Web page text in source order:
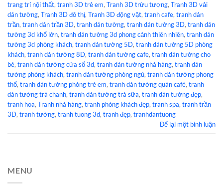
trang trí nội thất, tranh 3D trẻ em, Tranh 3D trừu tượng, Tranh 3D vải
dán tường, Tranh 3D đô thị, Tranh 3D động vật, tranh cafe, tranh dán
trần, tranh dán trần 3D, tranh dán tường, tranh dán tường 3D, tranh dán
tường 3d khổ lớn, tranh dán tường 3d phong cảnh thiên nhiên, tranh dán
tường 3d phòng khách, tranh dán tường 5D, tranh dán tường 5D phòng
khách, tranh dán tường 8D, tranh dán tường cafe, tranh dán tường cho
bé, tranh dán tường cửa sổ 3d, tranh dán tường nhà hàng, tranh dán
tường phòng khách, tranh dán tường phòng ngủ, tranh dán tường phong
thổ, tranh dán tường phòng trẻ em, tranh dán tường quán café, tranh
dán tường trà chanh, tranh dán tường trà sữa, tranh dán tường đẹp,
tranh hoa, Tranh nhà hàng, tranh phòng khách đẹp, tranh spa, tranh trần
3D, tranh tường, tranh tuong 3d, tranh đẹp, tranhdantuong
Để lại một bình luận
MENU